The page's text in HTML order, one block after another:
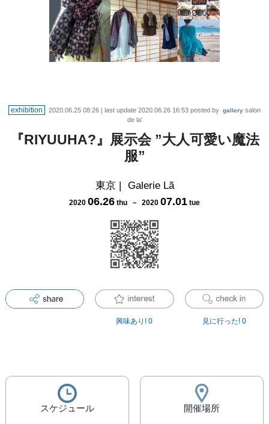
exhibition 2020.06.25 08:26 | last update 2020.06.26 16:53 posted by gallery salon
de la'
『RIYUUHA?』展示会 ”大人可愛い魔法
服”
東京| Galerie Lã
2020 06.26 thu － 2020 07.01 tue
興味あり! 0 見に行った! 0
スケジュール 開催場所